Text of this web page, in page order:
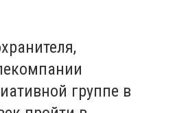
группе в